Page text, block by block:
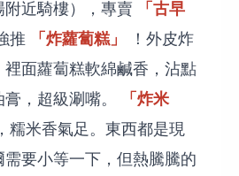
近騎樓），專賣
「古早
推 「炸蘿蔔糕」
！外皮炸
面蘿蔔糕軟綿鹹香，沾點
，超級涮嘴。
「炸米
糯米香氣足。東西都是現
要小等一下，但熱騰騰的